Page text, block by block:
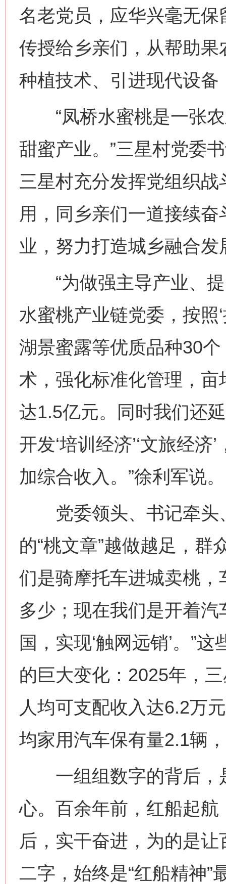
名老党员，应华兴毫无
传授给乡亲们，从帮助
种植技术、引进现代设
“凤桥水蜜桃是一张农
甜蜜产业。”三星村党委
三星村充分发挥党组织
用，同乡亲们一道接续
业，努力打造城乡融合
“为做强主导产业、提
水蜜桃产业链党委，按照
湖景蜜露等优质品种30
术，强化标准化管理，
达1.5亿元。同时我们还
开发‘培训经济’‘文旅经
加综合收入。”徐利军说。
党委领头、书记牵头
的“桃文章”越做越足，群
们是骑摩托车进城卖桃
多少；现在我们是开着
国，实现‘触网远销’。”
的巨大变化：2025年，
人均可支配收入达6.2万
均家用汽车保有量2.1辆
一组组数字的背后，
心。百余年前，红船起
后，实干奋进，为的是
二字，始终是“红船精神”